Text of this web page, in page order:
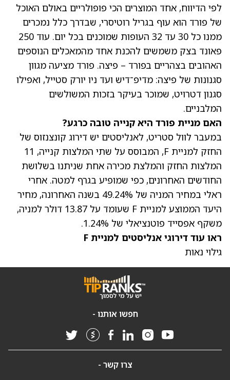
לפי הדיווח, אחד המוצרים הכי פופולריים באולם האוכל
של פורד הוא עוף בגריל רוטיסרי, שבדרך כלל נמכרים
ממנו כל 30 עד 32 העופות שמוכנים בכל יום. עוד 250
פאונד בצק משמשים להכנת אחד מהמאכלים הנוספים
האהובים בצהריים בפורד – פיצה. פורד מציעה מגוון
סגנונות של פיצה: מדיפ־דיש ועד ניו יורק סטייל, ואפילו
סגנון דטרויט, שמוכר בעיקר בזכות המשולשים
המלבניים.
האם מניית פורד היא קנייה טובה כרגע?
במעבר לוול סטריט, לאנליסטים יש דירוג קונצנזוס של
החזק למניית F, המבוסס על שתי המלצות קנייה, 11
המלצות החזק והמלצת מכירה אחת שניתנו בשלושת
החודשים האחרונים, כפי שמופיע בגרף למטה. אחרי
ראלי במחיר המניה של 49.24% בשנה האחרונה,
מחיר
היעד הממוצע למניית F
שעומד על 13.87 דולר למניה,
משקף אפסייד פוטנציאלי של 1.24%.
ראו עוד דירוגי אנליסטים למניית F
גילוי נאות
חפשו אותנו -
צרו קשר -